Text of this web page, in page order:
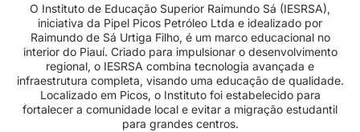
O Instituto de Educação Superior Raimundo Sá (IESRSA),
iniciativa da Pipel Picos Petróleo Ltda e idealizado por
Raimundo de Sá Urtiga Filho, é um marco educacional no
interior do Piauí. Criado para impulsionar o desenvolvimento
regional, o IESRSA combina tecnologia avançada e
infraestrutura completa, visando uma educação de qualidade.
Localizado em Picos, o Instituto foi estabelecido para
fortalecer a comunidade local e evitar a migração estudantil
para grandes centros.